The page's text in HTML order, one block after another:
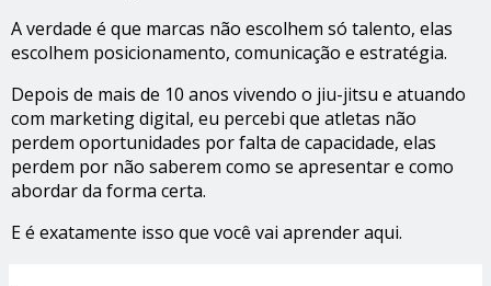
A verdade é que marcas não escolhem só talento, elas
escolhem posicionamento, comunicação e estratégia.
Depois de mais de 10 anos vivendo o jiu-jitsu e atuando
com marketing digital, eu percebi que atletas não
perdem oportunidades por falta de capacidade, elas
perdem por não saberem como se apresentar e como
abordar da forma certa.
E é exatamente isso que você vai aprender aqui.